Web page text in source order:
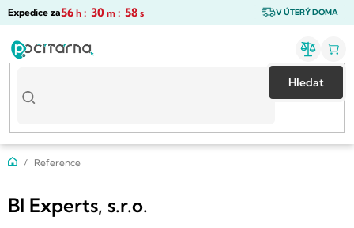
Přejít
V ÚTERÝ DOMA
Expedice za56 h : 30 m : 58 s
Hledat
DomůReference
BI Experts, s.r.o.